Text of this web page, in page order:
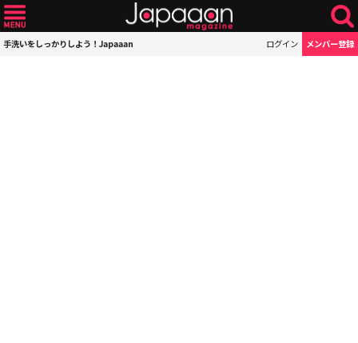
手洗いをしっかりしよう！Japaaan ログイン メンバー登録